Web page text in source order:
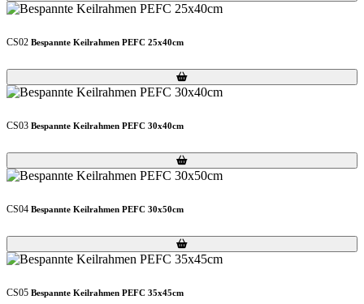
CS02 Bespannte Keilrahmen PEFC 25x40cm
Loading...
Loading...
CS03 Bespannte Keilrahmen PEFC 30x40cm
Loading...
Loading...
CS04 Bespannte Keilrahmen PEFC 30x50cm
Loading...
Loading...
CS05 Bespannte Keilrahmen PEFC 35x45cm